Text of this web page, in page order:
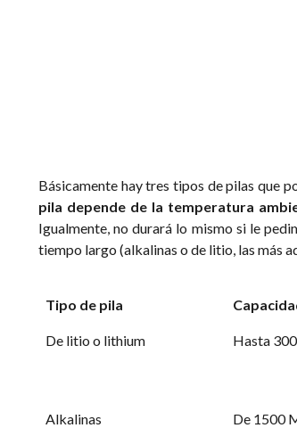
Básicamente hay tres tipos de pilas que
pila depende de la temperatura
Igualmente, no durará lo mismo si le
tiempo largo (alkalinas o de litio, las más
Tipo de pila
De litio o lithium Hasta
Alkalinas De 1500